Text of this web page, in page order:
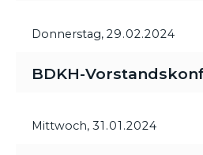
Donnerstag, 29.02.2024
BDKH-
Mittwoch, 31.01.2024